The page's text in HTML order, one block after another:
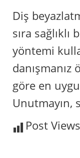
Diş
sıra
yöntemi
göre en
Unutmayın,
Post